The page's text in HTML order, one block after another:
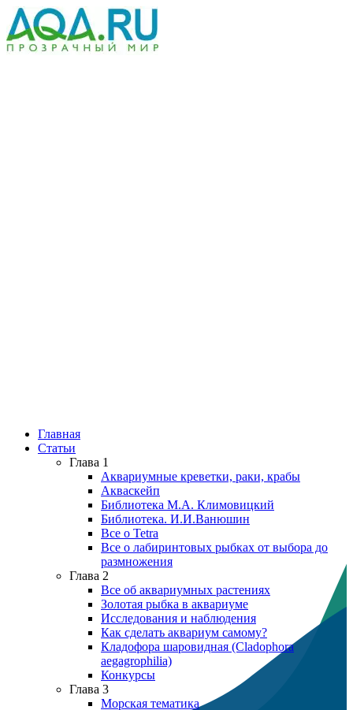
Главная
Статьи
Глава 1
Аквариумные креветки, раки, крабы
Акваскейп
Библиотека М.А. Климовицкий
Библиотека. И.И.Ванюшин
Все о Tetra
Все о лабиринтовых рыбках от выбора до
размножения
Глава 2
Все об аквариумных растениях
Золотая рыбка в аквариуме
Исследования и наблюдения
Как сделать аквариум самому?
Кладофора шаровидная (Cladophora
aegagrophilia)
Конкурсы
Глава 3
Морская тематика